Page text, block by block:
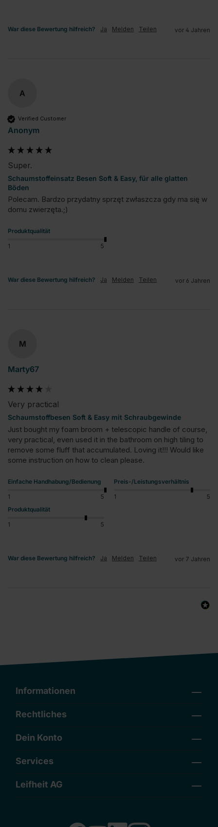
War diese Bewertung hilfreich? Ja Melden Teilen vor 4 Jahren
A
Verified Customer
Anonym
Super.
Schaumstoffeinsatz Besen Soft & Easy, für alle glatten
Böden
Polecam. Bardzo przydatny sprzęt zwłaszcza gdy ma się w
domu zwierzęta.;)
Produktqualität
1 5
War diese Bewertung hilfreich? Ja Melden Teilen vor 6 Jahren
M
Marty67
Very practical
Schaumstoffbesen Soft & Easy mit Schraubgewinde
Just bought my foam broom + telescopic handle of course,
very practical, even used it in the bathroom on high tiling to
remove some fluff that accumulated. Loving it!!! Would like
some instruction on how to clean please.
Einfache Handhabung/Bedienung
1 5
Preis-/Leistungsverhältnis
1
5
Produktqualität
1 5
War diese Bewertung hilfreich? Ja Melden Teilen vor 7 Jahren
Informationen
Rechtliches
Dein Konto
Services
Leifheit AG